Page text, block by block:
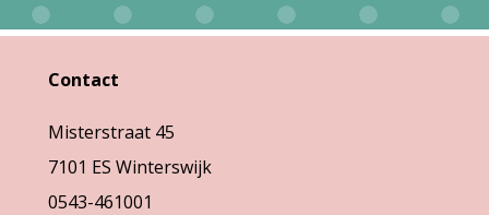
Contact
Misterstraat 45
7101 ES Winterswijk
0543-461001